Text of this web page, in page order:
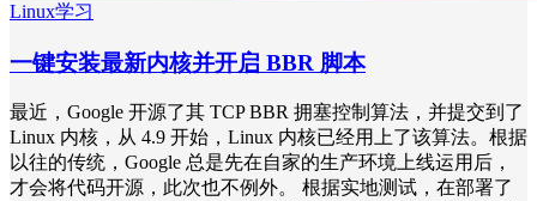
Linux学习
一键安装最新内核并开启 BBR 脚本
最近，Google 开源了其 TCP BBR 拥塞控制算法，并提交到了
Linux 内核，从 4.9 开始，Linux 内核已经用上了该算法。根据
以往的传统，Google 总是先在自家的生产环境上线运用后，
才会将代码开源，此次也不例外。 根据实地测试，在部署了